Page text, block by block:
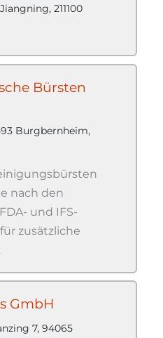
211100
Bürsten
Burgbernheim,
nach den
und IFS-
zusätzliche
GmbH
7, 94065